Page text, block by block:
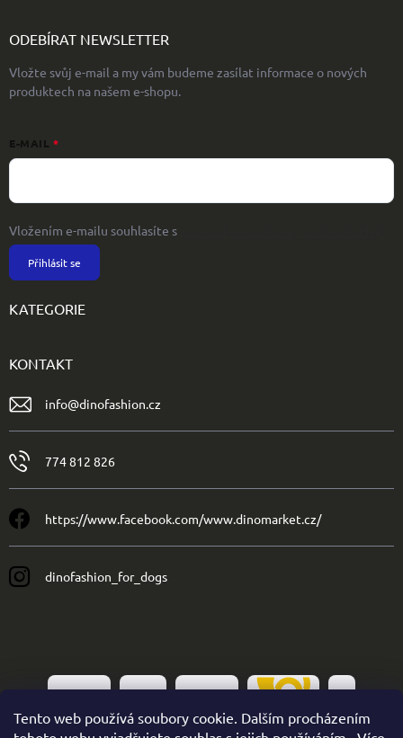
Tento web používá soubory cookie. Dalším procházením
ODEBÍRAT NEWSLETTER
Vložte svůj e-mail a my vám budeme zasílat informace o nových
produktech na našem e-shopu.
E-MAIL
Vložením e-mailu souhlasíte s
Přihlásit se
KATEGORIE
KONTAKT
info@dinofashion.cz
774 812 826
https://www.facebook.com/www.dinomarket.cz/
dinofashion_for_dogs